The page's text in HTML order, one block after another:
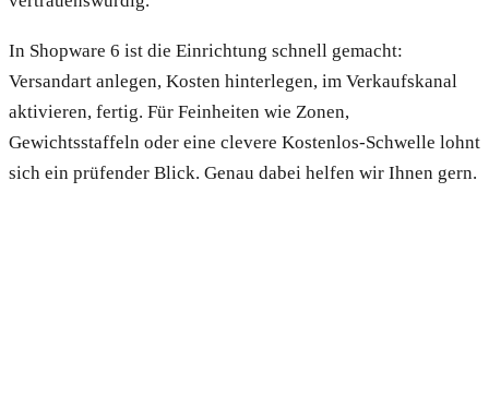
In Shopware 6 ist die Einrichtung schnell gemacht:
Versandart anlegen, Kosten hinterlegen, im Verkaufskanal
aktivieren, fertig. Für Feinheiten wie Zonen,
Gewichtsstaffeln oder eine clevere Kostenlos-Schwelle lohnt
sich ein prüfender Blick. Genau dabei helfen wir Ihnen gern.